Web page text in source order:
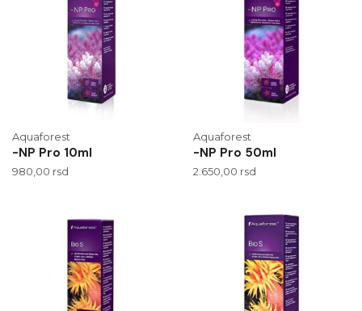
Aquaforest
-NP Pro 10ml
980,00 rsd
Aquaforest
-NP Pro 50ml
2.650,00 rsd